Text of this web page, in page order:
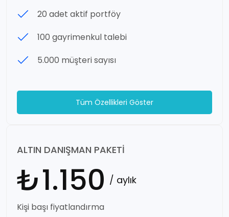
20 adet aktif portföy
100 gayrimenkul talebi
5.000 müşteri sayısı
Tüm Özellikleri Göster
ALTIN DANIŞMAN PAKETI
₺1.150 / aylık
Kişi başı fiyatlandırma